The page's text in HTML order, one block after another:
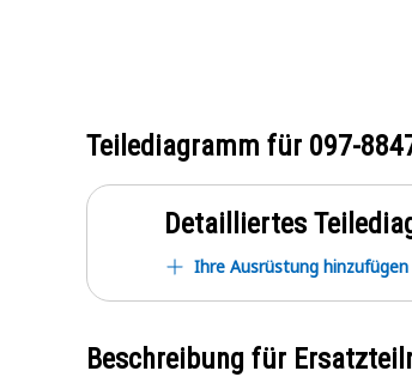
Teilediagramm für 097-
Detailliertes
Ihre Ausrüstung hinzufügen
Beschreibung für